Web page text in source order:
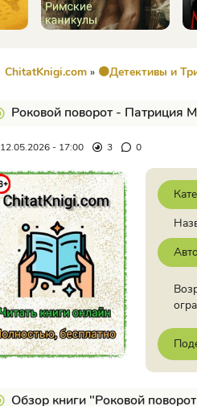
ChitatKnigi.com » 🟠Детективы и
Роковой поворот - Патриция
12.05.2026 - 17:00 3 0
Обзор книги "Роковой